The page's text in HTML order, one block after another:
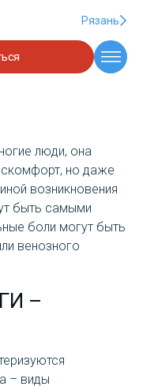
Рязань
люди, она
но даже
возникновения
быть самыми
боли могут быть
венозного
–
– виды